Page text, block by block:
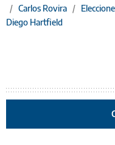
/ Carlos Rovira /
Diego Hartfield